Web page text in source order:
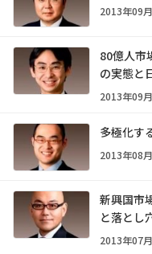
2013年09
80億人市
の実態と
2013年09
多極化す
2013年08
新興国市
と落とし
2013年07